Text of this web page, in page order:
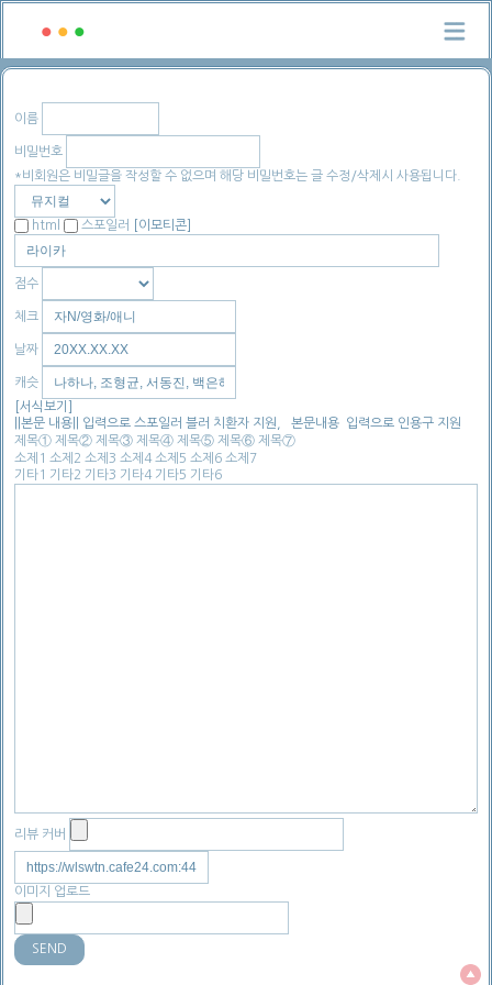
이름
비밀번호
*비회원은 비밀글을 작성할 수 없으며 해당 비밀번호는 글 수정/삭제시 사용됩니다.
html 스포일러 [이모티콘]
점수
체크
날짜
캐슷
[서식보기]
||본문 내용|| 입력으로 스포일러 블러 치환자 지원, `본문내용`입력으로 인용구 지원
제목① 제목② 제목③ 제목④ 제목⑤ 제목⑥ 제목⑦
소제1 소제2 소제3 소제4 소제5 소제6 소제7
기타1 기타2 기타3 기타4 기타5 기타6
리뷰 커버
이미지 업로드
SEND